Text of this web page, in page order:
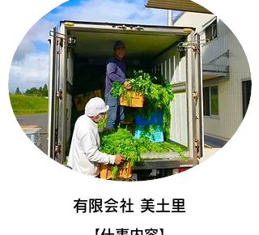
有限会社 美土里